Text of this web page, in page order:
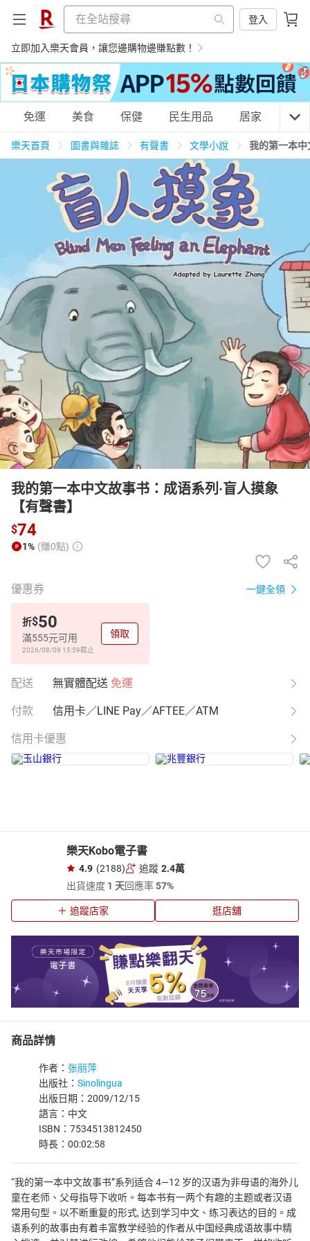
登入
立即加入樂天會員，讓您邊購物邊賺點數！
購物網分類
天天免運 美食蛋糕 養生保健 民生用品
居家生活 3C家電 運動休閒 親子玩具
女裝 男裝 化妝保養 情趣用品
日本購物 電子/紙本書
HOT
免運 美食 保健 民生用品 居家 3C
樂天首頁 圖書與雜誌 有聲書 文學小說 我的第一本中
我的第一本中文故事书：成语系列·盲人摸象
【有聲書】
$74
1% (賺0點)
優惠券 一鍵全領
折$50
滿555元可用
2026/08/09 15:59截止
領取
配送 無實體配送 免運
付款 信用卡／LINE Pay／AFTEE／ATM
信用卡優惠
樂天Kobo電子書
4.9 (2188) 追蹤 2.4萬
出貨速度 1 天回應率57%
追蹤店家 逛店舖
商品詳情
作者： 张丽萍
出版社： Sinolingua
出版日期：2009/12/15
語言：中文
ISBN：7534513812450
時長：00:02:58
“我的第一本中文故事书”系列适合 4—12 岁的汉语为非母语的海外儿
童在老师、父母指导下收听。每本书有一两个有趣的主题或者汉语
常用句型。以不断重复的形式, 达到学习中文、练习表达的目的。成
语系列的故事由有着丰富教学经验的作者从中国经典成语故事中精